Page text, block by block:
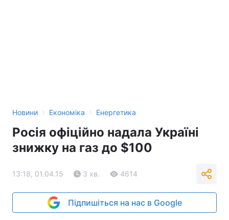
Новини › Економіка › Енергетика
Росія офіційно надала Україні
знижку на газ до $100
13:18, 01.04.15 3 хв. 4614
Підпишіться на нас в Google